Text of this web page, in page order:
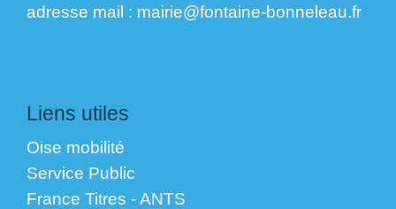
​​​​​​​adresse mail : mairie@fontaine-bonneleau.fr
Liens utiles
Oise mobilité
Service Public
France Titres - ANTS